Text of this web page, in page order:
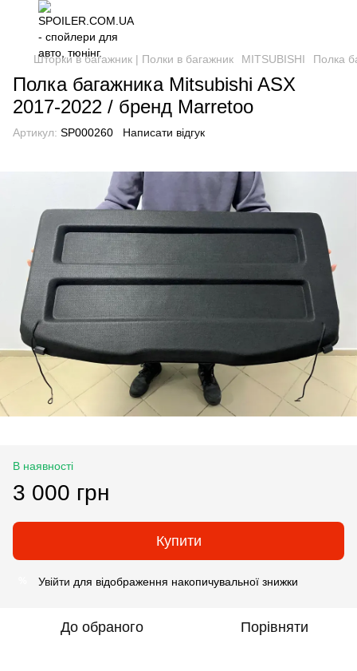
Шторки в багажник | Полки в багажник MITSUBISHI Полка
Полка багажника Mitsubishi ASX
2017-2022 / бренд Marretoo
Артикул: SP000260 Написати відгук
В наявності
3 000 грн
Купити
Увійти для відображення накопичувальної знижки
До обраного Порівняти